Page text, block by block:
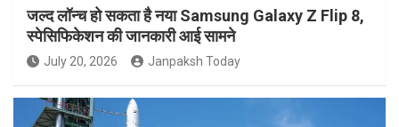
जल्द लॉन्च हो सकता है नया Samsung Galaxy Z Flip 8,
स्पेसिफिकेशन की जानकारी आई सामने
July 20, 2026 Janpaksh Today